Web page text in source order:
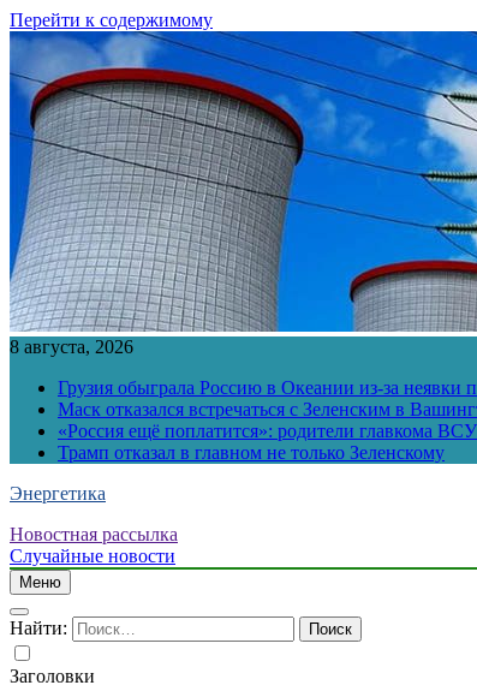
Перейти к содержимому
8 августа, 2026
Грузия обыграла Россию в Океании из-за неявки
Маск отказался встречаться с Зеленским в
«Россия ещё поплатится»: родители главкома
Трамп отказал в главном не только Зеленскому
Энергетика
Новостная рассылка
Случайные новости
Меню
Найти:
Заголовки